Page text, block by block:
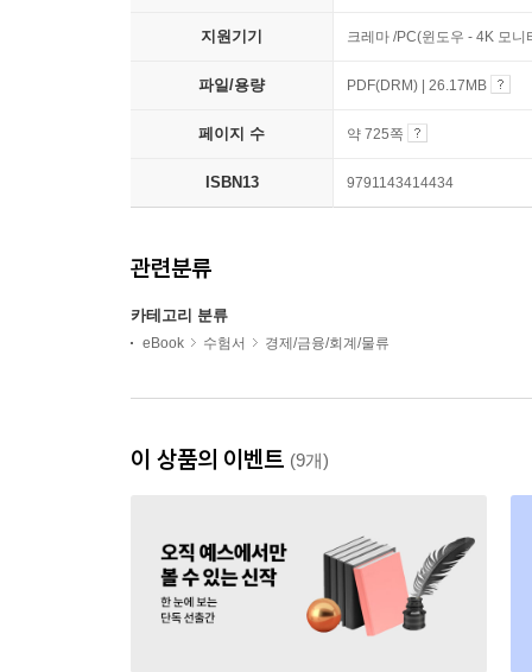
지원기기 크레마 /PC(윈도우 - 4K 모
파일/용량 PDF(DRM) | 26.17MB
페이지 수 약 725쪽
ISBN13 9791143414434
관련분류
카테고리 분류
eBook 수험서 경제/금융/회계/물류
이 상품의 이벤트 (9개)